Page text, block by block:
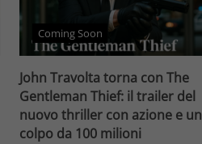
Coming Soon
John Travolta torna con The
Gentleman Thief: il trailer del
nuovo thriller con azione e un
colpo da 100 milioni